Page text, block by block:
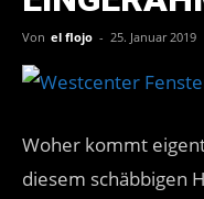
Von el flojo - 25. Januar 2019
Woher kommt
diesem schäbbigen